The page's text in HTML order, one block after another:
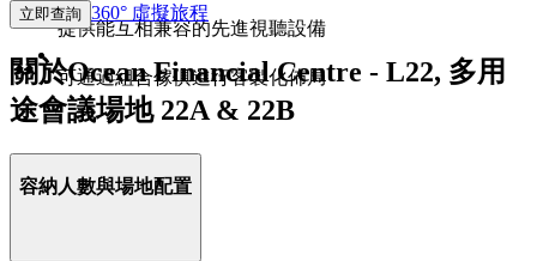
提供能互相兼容的先進視聽設備
可通過組合傢俱進行客製化佈局
立即查詢 360° 虛擬旅程
關於Ocean Financial Centre - L22, 多用
途會議場地 22A & 22B
容納人數與場地配置